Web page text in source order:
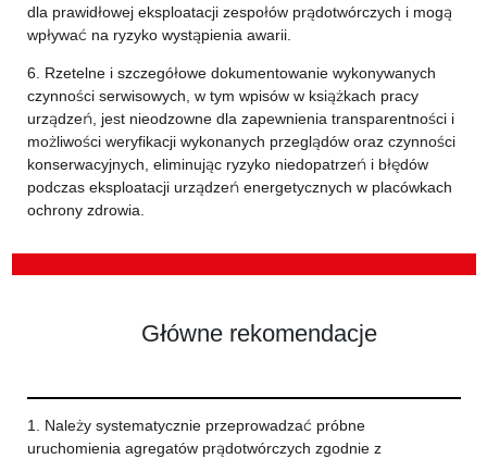
dla prawidłowej eksploatacji zespołów prądotwórczych i mogą
wpływać na ryzyko wystąpienia awarii.
6. Rzetelne i szczegółowe dokumentowanie wykonywanych
czynności serwisowych, w tym wpisów w książkach pracy
urządzeń, jest nieodzowne dla zapewnienia transparentności i
możliwości weryfikacji wykonanych przeglądów oraz czynności
konserwacyjnych, eliminując ryzyko niedopatrzeń i błędów
podczas eksploatacji urządzeń energetycznych w placówkach
ochrony zdrowia.
Główne rekomendacje
1. Należy systematycznie przeprowadzać próbne
uruchomienia agregatów prądotwórczych zgodnie z